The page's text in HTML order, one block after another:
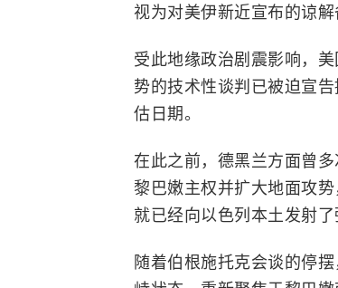
视为对美伊新近宣布的谅解
受此地缘政治剧震影响，
势的技术性谈判已被迫宣
估日期。
在此之前，德黑兰方面曾
黎巴嫩主权并扩大地面攻
就已经向以色列本土发射了
随着伯根施托克会谈的停